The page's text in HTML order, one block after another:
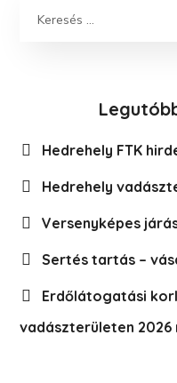
Hedrehely FTK
Hedrehely
Versenyképes
Sertés tartás –
Erdőlátogatási
vadászterületen 2026